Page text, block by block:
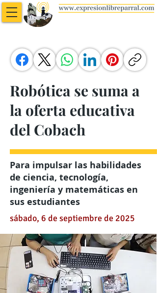
Robótica se suma a
la oferta educativa
del Cobach
Para impulsar las habilidades
de ciencia, tecnología,
ingeniería y matemáticas en
sus estudiantes
sábado, 6 de septiembre de 2025